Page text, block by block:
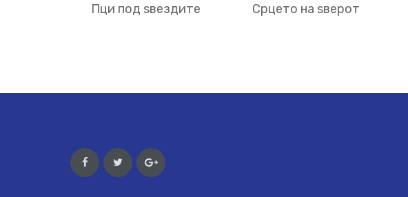
Пци под ѕвездите Срцето на ѕверот